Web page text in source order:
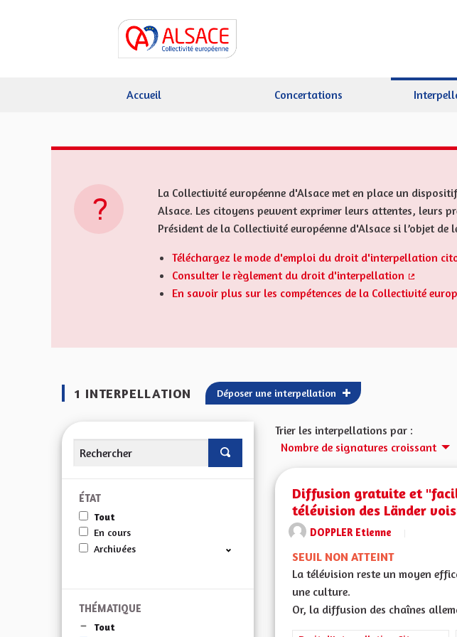
Accueil Concertations
La Collectivité européenne d'Alsace met en place un
Alsace. Les citoyens peuvent exprimer leurs attentes, leurs
Président de la Collectivité européenne d'Alsace si l’objet
Téléchargez le mode d'emploi du droit d'interpellation
Consulter le règlement du droit d'interpellation
(Lien
En savoir plus sur les compétences de la Collectivité
1 INTERPELLATION Déposer une interpellation
ÉTAT
Tout
En cours
Archivées
THÉMATIQUE
Tout
Trier les interpellations par :
Nombre de signatures croissant
Diffusion gratuite et
télévision des Länder
DOPPLER Etienne
SEUIL NON ATTEINT
La télévision reste un moyen
une culture.
Or, la diffusion des chaînes